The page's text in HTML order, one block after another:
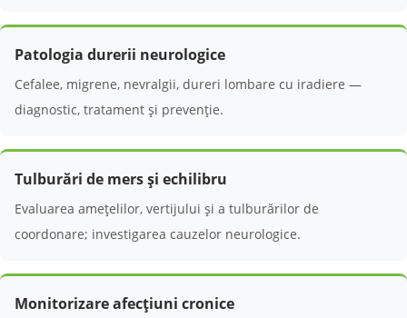
Patologia durerii neurologice
Cefalee, migrene, nevralgii, dureri lombare cu iradiere —
diagnostic, tratament și prevenție.
Tulburări de mers și echilibru
Evaluarea amețelilor, vertijului și a tulburărilor de
coordonare; investigarea cauzelor neurologice.
Monitorizare afecțiuni cronice